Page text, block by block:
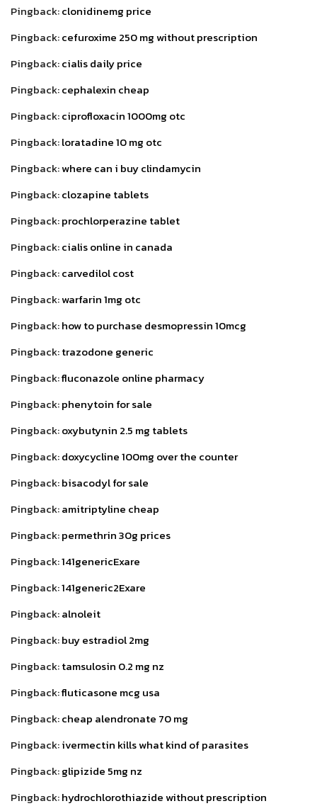
Pingback:clonidinemg price
Pingback:cefuroxime 250 mg without prescription
Pingback:cialis daily price
Pingback:cephalexin cheap
Pingback:ciprofloxacin 1000mg otc
Pingback:loratadine 10 mg otc
Pingback:where can i buy clindamycin
Pingback:clozapine tablets
Pingback:prochlorperazine tablet
Pingback:cialis online in canada
Pingback:carvedilol cost
Pingback:warfarin 1mg otc
Pingback:how to purchase desmopressin 10mcg
Pingback:trazodone generic
Pingback:fluconazole online pharmacy
Pingback:phenytoin for sale
Pingback:oxybutynin 2.5 mg tablets
Pingback:doxycycline 100mg over the counter
Pingback:bisacodyl for sale
Pingback:amitriptyline cheap
Pingback:permethrin 30g prices
Pingback:141genericExare
Pingback:141generic2Exare
Pingback:alnoleit
Pingback:buy estradiol 2mg
Pingback:tamsulosin 0.2 mg nz
Pingback:fluticasone mcg usa
Pingback:cheap alendronate 70 mg
Pingback:ivermectin kills what kind of parasites
Pingback:glipizide 5mg nz
Pingback:hydrochlorothiazide without prescription